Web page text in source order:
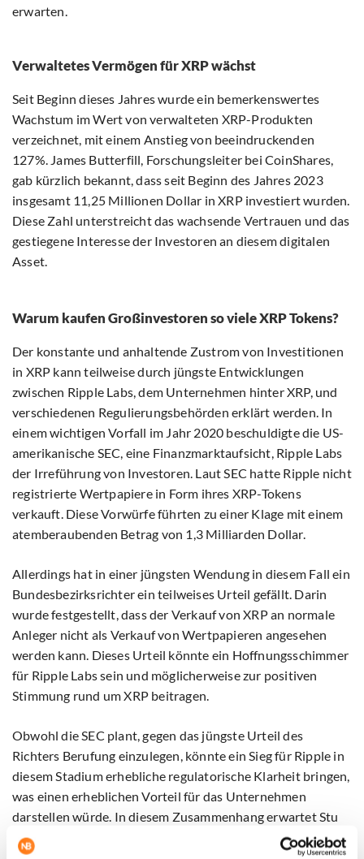
erwarten.
Verwaltetes Vermögen für XRP wächst
Seit Beginn dieses Jahres wurde ein bemerkenswertes
Wachstum im Wert von verwalteten XRP-Produkten
verzeichnet, mit einem Anstieg von beeindruckenden
127%. James Butterfill, Forschungsleiter bei CoinShares,
gab kürzlich bekannt, dass seit Beginn des Jahres 2023
insgesamt 11,25 Millionen Dollar in XRP investiert wurden.
Diese Zahl unterstreicht das wachsende Vertrauen und das
gestiegene Interesse der Investoren an diesem digitalen
Asset.
Warum kaufen Großinvestoren so viele XRP Tokens?
Der konstante und anhaltende Zustrom von Investitionen
in XRP kann teilweise durch jüngste Entwicklungen
zwischen Ripple Labs, dem Unternehmen hinter XRP, und
verschiedenen Regulierungsbehörden erklärt werden. In
einem wichtigen Vorfall im Jahr 2020 beschuldigte die US-
amerikanische SEC, eine Finanzmarktaufsicht, Ripple Labs
der Irreführung von Investoren. Laut SEC hatte Ripple nicht
registrierte Wertpapiere in Form ihres XRP-Tokens
verkauft. Diese Vorwürfe führten zu einer Klage mit einem
atemberaubenden Betrag von 1,3 Milliarden Dollar.
Allerdings hat in einer jüngsten Wendung in diesem Fall ein
Bundesbezirksrichter ein teilweises Urteil gefällt. Darin
wurde festgestellt, dass der Verkauf von XRP an normale
Anleger nicht als Verkauf von Wertpapieren angesehen
werden kann. Dieses Urteil könnte ein Hoffnungsschimmer
für Ripple Labs sein und möglicherweise zur positiven
Stimmung rund um XRP beitragen.
Obwohl die SEC plant, gegen das jüngste Urteil des
Richters Berufung einzulegen, könnte ein Sieg für Ripple in
diesem Stadium erhebliche regulatorische Klarheit bringen,
was einen erheblichen Vorteil für das Unternehmen
darstellen würde. In diesem Zusammenhang erwartet Stu
Alderoty, Chefjurist bei Ripple, ein wachsendes Interesse